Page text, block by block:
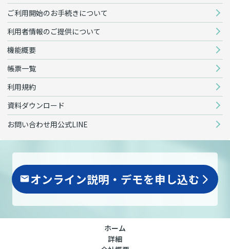
ご利用開始のお手続きについて
利用者情報のご提供について
機能概要
帳票一覧
利用規約
資料ダウンロード
お問い合わせ用公式LINE
オンライン説明・デモを申し込む arrow_forward_ios
ホーム
詳細